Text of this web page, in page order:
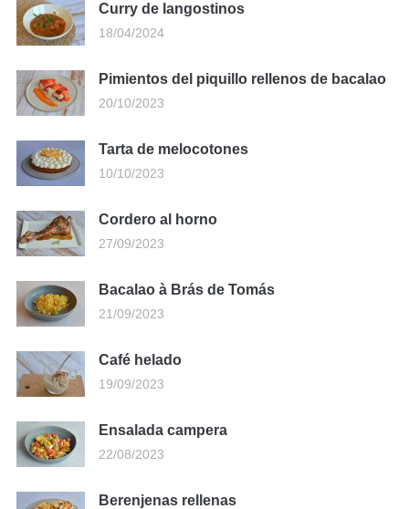
Curry de langostinos
18/04/2024
Pimientos del piquillo rellenos de bacalao
20/10/2023
Tarta de melocotones
10/10/2023
Cordero al horno
27/09/2023
Bacalao à Brás de Tomás
21/09/2023
Café helado
19/09/2023
Ensalada campera
22/08/2023
Berenjenas rellenas